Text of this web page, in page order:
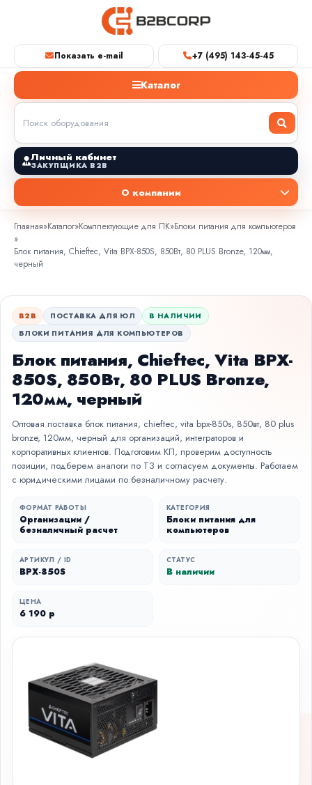
Показать e-mail +7 (495) 143-45-45
Каталог
Личный кабинет
ЗАКУПЩИКА B2B
О компании
Главная»Каталог»Комплектующие для ПК»Блоки питания для компьютеров
»
Блок питания, Chieftec, Vita BPX-850S, 850Вт, 80 PLUS Bronze, 120мм,
черный
B2B ПОСТАВКА ДЛЯ ЮЛ
В НАЛИЧИИ
БЛОКИ ПИТАНИЯ ДЛЯ КОМПЬЮТЕРОВ
Блок питания, Chieftec, Vita BPX-
850S, 850Вт, 80 PLUS Bronze,
120мм, черный
Оптовая поставка блок питания, chieftec, vita bpx-850s, 850вт, 80 plus
bronze, 120мм, черный для организаций, интеграторов и
корпоративных клиентов. Подготовим КП, проверим доступность
позиции, подберем аналоги по ТЗ и согласуем документы. Работаем
с юридическими лицами по безналичному расчету.
ФОРМАТ РАБОТЫ
Организации /
безналичный расчет
КАТЕГОРИЯ
Блоки питания для
компьютеров
АРТИКУЛ / ID
BPX-850S
СТАТУС
В наличии
ЦЕНА
6 190 р